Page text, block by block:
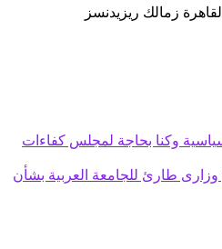
وكنا بحاجة لمجلس كفاءات
طارئ للجامعة العربية بشأن